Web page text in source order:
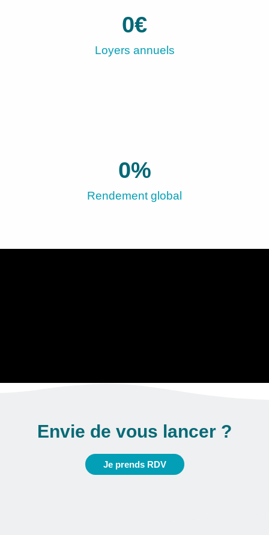
Loyers annuels
0€
Rendement global
0%
Envie de vous lancer ?
Je prends RDV